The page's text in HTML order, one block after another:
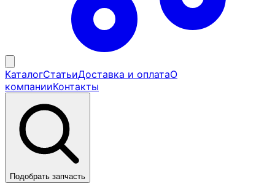
КаталогСтатьиДоставка и оплатаО
компанииКонтакты
Подобрать запчасть